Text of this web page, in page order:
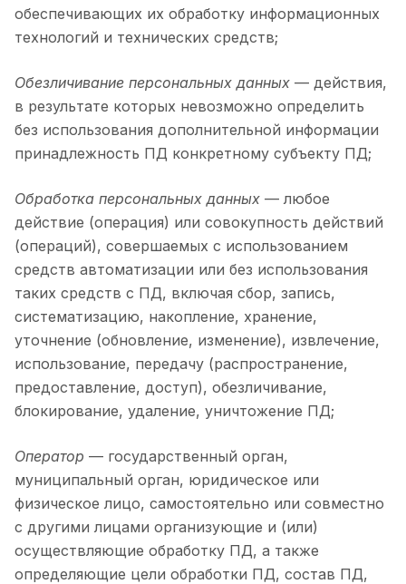
обеспечивающих их обработку информационных
технологий и технических средств;
Обезличивание персональных данных — действия,
в результате которых невозможно определить
без использования дополнительной информации
принадлежность ПД конкретному субъекту ПД;
Обработка персональных данных — любое
действие (операция) или совокупность действий
(операций), совершаемых с использованием
средств автоматизации или без использования
таких средств с ПД, включая сбор, запись,
систематизацию, накопление, хранение,
уточнение (обновление, изменение), извлечение,
использование, передачу (распространение,
предоставление, доступ), обезличивание,
блокирование, удаление, уничтожение ПД;
Оператор — государственный орган,
муниципальный орган, юридическое или
физическое лицо, самостоятельно или совместно
с другими лицами организующие и (или)
осуществляющие обработку ПД, а также
определяющие цели обработки ПД, состав ПД,